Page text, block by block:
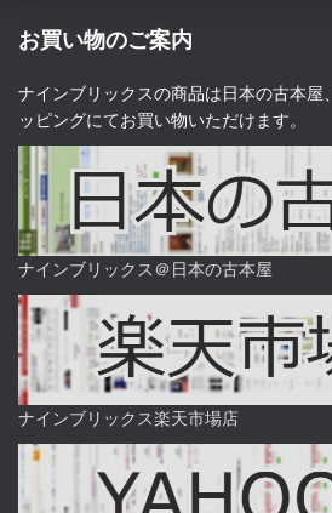
お買い物のご案内
ナインブリックスの商品は日本の古本屋
ッピングにてお買い物いただけます。
ナインブリックス＠日本の古本屋
ナインブリックス楽天市場店